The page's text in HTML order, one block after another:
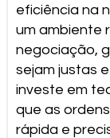
eficiência na
um ambiente
negociação,
sejam justas
investe em
que as
rápida e